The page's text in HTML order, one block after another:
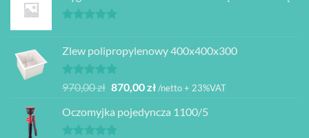
Zlew polipropylenowy 400x400x300
Oceniono
na 5
970,00zł Pierwotna
wynosiła:
970,00 zł.
870,00złAktualna
wynosi:
/netto + 23%VAT
Oczomyjka pojedyncza 1100/5